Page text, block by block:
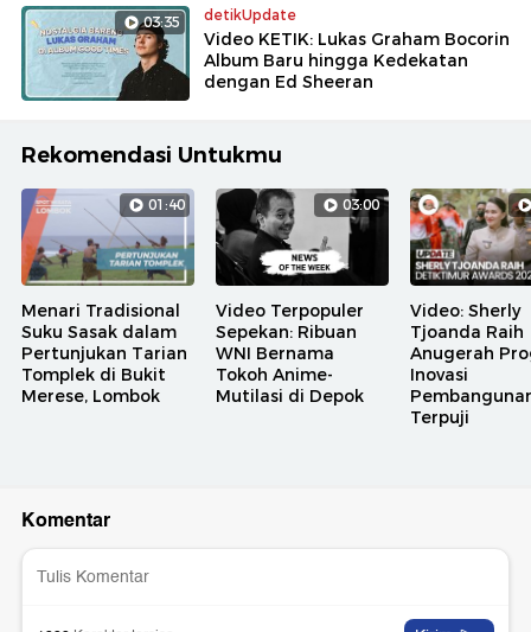
03:35 detikUpdate
Video KETIK: Lukas Graham Bocorin
Album Baru hingga Kedekatan
dengan Ed Sheeran
Rekomendasi Untukmu
01:40
Menari Tradisional
Suku Sasak dalam
Pertunjukan Tarian
Tomplek di Bukit
Merese, Lombok
03:00
Video Terpopuler
Sepekan: Ribuan
WNI Bernama
Tokoh Anime-
Mutilasi di Depok
Video: Sherly
Tjoanda Raih
Anugerah
Inovasi
Terpuji